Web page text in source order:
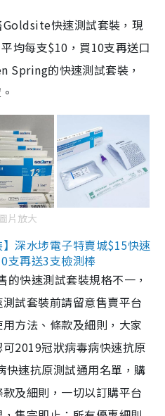
快速測試套裝，現
均每支$10，買10支再送口
Spring的快速測試套裝，
片放大
深水埗電子特賣城$15快速
支再送3支檢測棒
快速測試套裝規格不一，
試套裝前請留意售賣平台
方法、條款及細則，大家
2019冠狀病毒病快速抗原
快速抗原測試通用名單，購
及細則，一切以訂購平台